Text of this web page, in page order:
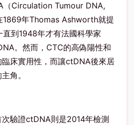
（Circulation Tumour DNA,
1869年Thomas Ashworth就提
到1948年才有法國科學家
。然而，CTC的高偽陽性和
床實用性，而讓ctDNA後來居
角。
驗證ctDNA則是2014年檢測